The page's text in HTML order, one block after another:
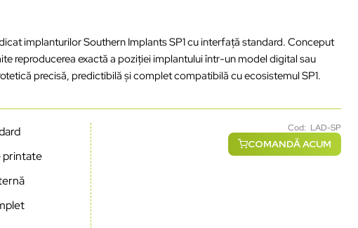
implanturilorSouthern Implants SP1 cuinterfață standard.Conceput
reproducerea exactă a pozițieiimplantuluiîntr-un model digitalsau
ă precisă, predictibilă șicompletcompatibilă cuecosistemul SP1.
printate
ă
Cod: LAD-SP
COMANDĂ ACUM